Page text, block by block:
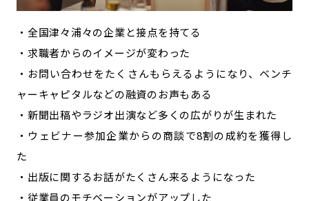
・全国津々浦々の企業と接点を持てる
・求職者からのイメージが変わった
・お問い合わせをたくさんもらえるようになり、ベンチ
ャーキャピタルなどの融資のお声もある
・新聞出稿やラジオ出演など多くの広がりが生まれた
・ウェビナー参加企業からの商談で8割の成約を獲得し
た
・出版に関するお話がたくさん来るようになった
・従業員のモチベーションがアップした